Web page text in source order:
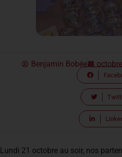
Benjamin Bobée
Lundi 21 octobre au soir, nos